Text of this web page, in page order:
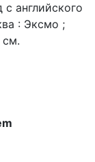
английского
: Эксмо ;
см.